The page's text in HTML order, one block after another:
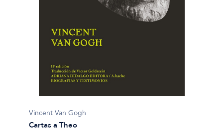
Vincent Van Gogh
Cartas a Theo